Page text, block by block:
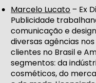
Marcelo Lucato – Ex
Publicidade
comunicação e
diversas agências
clientes no Brasil e
segmentos: da
cosméticos, do